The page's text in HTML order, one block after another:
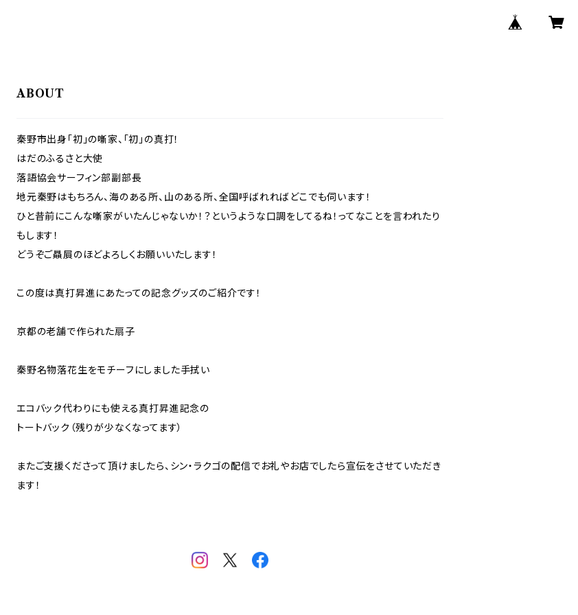
ABOUT
秦野市出身「初」の噺家、「初」の真打！
はだのふるさと大使
落語協会サーフィン部副部長
地元秦野はもちろん、海のある所、山のある所、全国呼ばれればどこでも伺います！
ひと昔前にこんな噺家がいたんじゃないか！？というような口調をしてるね！ってなことを言われたり
もします！
どうぞご贔屓のほどよろしくお願いいたします！
この度は真打昇進にあたっての記念グッズのご紹介です！
京都の老舗で作られた扇子
秦野名物落花生をモチーフにしました手拭い
エコバック代わりにも使える真打昇進記念の
トートバック（残りが少なくなってます）
またご支援くださって頂けましたら、シン・ラクゴの配信でお礼やお店でしたら宣伝をさせていただき
ます！